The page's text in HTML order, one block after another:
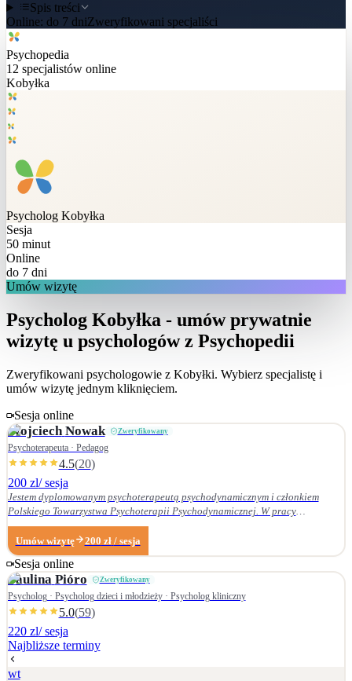
Spis treści
Online: do 7 dniZweryfikowani specjaliści
Psychopedia
12 specjalistów online
Kobyłka
Psycholog Kobyłka
Sesja
50 minut
Online
do 7 dni
Umów wizytę
Psycholog Kobyłka - umów prywatnie
wizytę u psychologów z Psychopedii
Zweryfikowani psychologowie z Kobyłki. Wybierz specjalistę i
umów wizytę jednym kliknięciem.
Sesja online
Wojciech Nowak Zweryfikowany
Psychoterapeuta · Pedagog
4.5(20)
200 zl/ sesja
Jestem dyplomowanym psychoterapeutą psychodynamicznym i członkiem
Polskiego Towarzystwa Psychoterapii Psychodynamicznej. W pracy
terapeutycznej wnikliwie słucham pacjenta i podążam za jego narracją. Moje
zainteresowania zawodowe obejmują przede wszystkim: • psychoterapię
zaburzeń osobowości, • zaburzenia nerwicowe i lękowe, • problematykę relacji
małżeńskich i rodzinnych. Nie zajmuję się terapią uzależnień. Ukończyłem
Wydział Nauk Pedagogicznych Dolnośląskiej Szkoły Wyższej we Wrocławiu —
w 2007 r. studia licencjackie (pedagogika rodzinna), a w 2009 r. magisterskie
(resocjalizacja). W 2016 r. ukończyłem czteroletnie szkolenie z psychoterapii
psychodynamicznej w Krakowskim Centrum Psychodynamicznym, a w styczniu
2020 r. uzyskałem dyplom psychoterapeuty psychodynamicznego. Od
ukończenia szkoły psychoterapii regularnie uczestniczę w konferencjach
Umów wizytę 200 zł / sesja
Sesja online
Paulina Pióro Zweryfikowany
Psycholog · Psycholog dzieci i młodzieży · Psycholog kliniczny
5.0(59)
220 zl/ sesja
Najbliższe terminy
wt